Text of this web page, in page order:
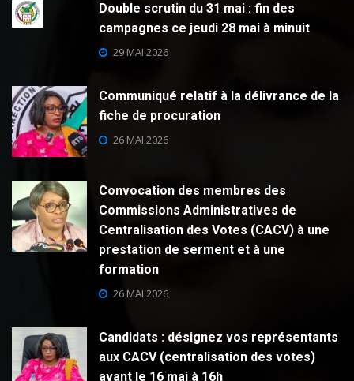
Double scrutin du 31 mai : fin des
campagnes ce jeudi 28 mai à minuit
29 MAI 2026
Communiqué relatif à la délivrance de la
fiche de procuration
26 MAI 2026
Convocation des membres des
Commissions Administratives de
Centralisation des Votes (CACV) à une
prestation de serment et à une
formation
26 MAI 2026
Candidats : désignez vos représentants
aux CACV (centralisation des votes)
avant le 16 mai à 16h